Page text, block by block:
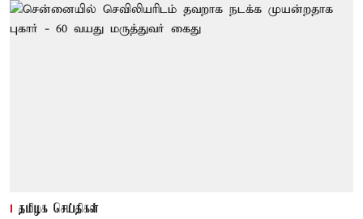
தமிழக செய்திகள்